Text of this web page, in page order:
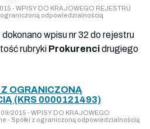
- WPISY DO KRAJOWEGO REJESTRU
ograniczoną odpowiedzialnością
dokonano wpisu nr 32 do rejestru
rubryki Prokurencidrugiego
OGRANICZONĄ
(KRS 0000121493)
2015 - WPISY DO KRAJOWEGO
- Spółki z ograniczoną odpowiedzialnością